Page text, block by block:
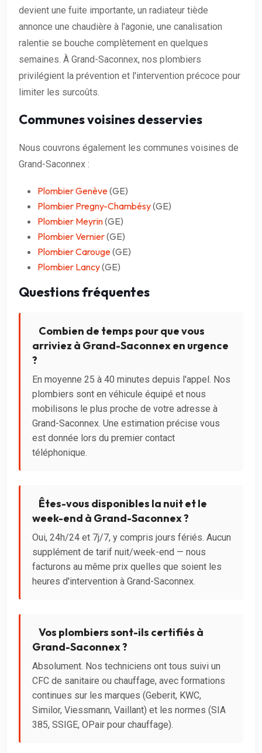
devient une fuite importante, un radiateur tiède
annonce une chaudière à l'agonie, une canalisation
ralentie se bouche complètement en quelques
semaines. À Grand-Saconnex, nos plombiers
privilégient la prévention et l'intervention précoce pour
limiter les surcoûts.
Communes voisines desservies
Nous couvrons également les communes voisines de
Grand-Saconnex :
Plombier Genève(GE)
Plombier Pregny-Chambésy(GE)
Plombier Meyrin(GE)
Plombier Vernier(GE)
Plombier Carouge(GE)
Plombier Lancy(GE)
Questions fréquentes
Combien de temps pour que vous
arriviez à Grand-Saconnex en urgence
?
En moyenne 25 à 40 minutes depuis l'appel. Nos
plombiers sont en véhicule équipé et nous
mobilisons le plus proche de votre adresse à
Grand-Saconnex. Une estimation précise vous
est donnée lors du premier contact
téléphonique.
Êtes-vous disponibles la nuit et le
week-end à Grand-Saconnex ?
Oui, 24h/24 et 7j/7, y compris jours fériés. Aucun
supplément de tarif nuit/week-end — nous
facturons au même prix quelles que soient les
heures d'intervention à Grand-Saconnex.
Vos plombiers sont-ils certifiés à
Grand-Saconnex ?
Absolument. Nos techniciens ont tous suivi un
CFC de sanitaire ou chauffage, avec formations
continues sur les marques (Geberit, KWC,
Similor, Viessmann, Vaillant) et les normes (SIA
385, SSIGE, OPair pour chauffage).